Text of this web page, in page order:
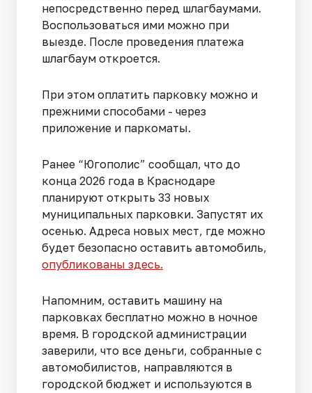
непосредственно перед шлагбаумами.
Воспользоваться ими можно при
выезде. После проведения платежа
шлагбаум откроется.
При этом оплатить парковку можно и
прежними способами - через
приложение и паркоматы.
Ранее “Югополис” сообщал, что до
конца 2026 года в Краснодаре
планируют открыть 33 новых
муниципальных парковки. Запустят их
осенью. Адреса новых мест, где можно
будет безопасно оставить автомобиль,
опубликованы здесь.
Напомним, оставить машину на
парковках бесплатно можно в ночное
время. В городской администрации
заверили, что все деньги, собранные с
автомобилистов, направляются в
городской бюджет и используются в